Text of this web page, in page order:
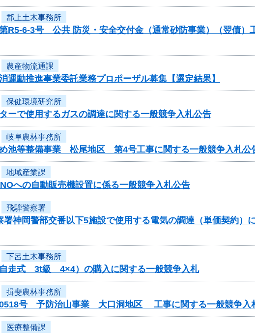
郡上土木事務所
第R5-6-3号 公共 防災・安全交付金（通常砂防事業）（翌債）
農産物流通課
運動推進事業委託業務プロポーザル募集【選定結果】
保健環境研究所
ーで使用するガスの調達に関する一般競争入札公告
岐阜農林事務所
め池等整備事業 松尾地区 第4号工事に関する一般競争入札公
地域産業課
への自動販売機設置に係る一般競争入札公告
飛騨警察署
神岡警部交番以下5施設で使用する電気の調達（単価契約）
下呂土木事務所
走式 3t級 4×4）の購入に関する一般競争入札
揖斐農林事務所
0518号 予防治山事業 大口洞地区 工事に関する一般競争入
医療整備課